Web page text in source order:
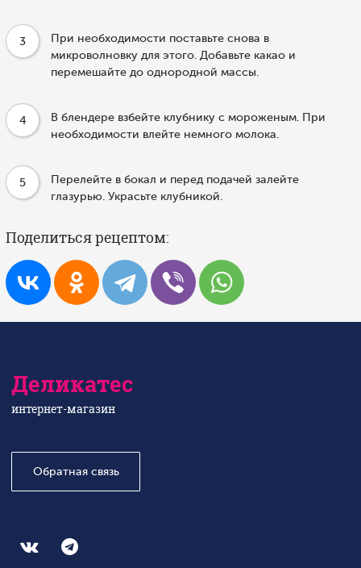
3
При необходимости поставьте снова в
микроволновку для этого. Добавьте какао и
перемешайте до однородной массы.
4
В блендере взбейте клубнику с мороженым. При
необходимости влейте немного молока.
5
Перелейте в бокал и перед подачей залейте
глазурью. Украсьте клубникой.
Поделиться рецептом:
Деликатес
интернет-магазин
Обратная связь